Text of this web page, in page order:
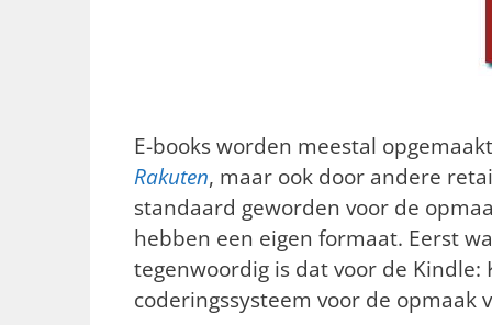
E-books worden meestal
Rakuten, maar ook door andere
standaard geworden voor de
hebben een eigen formaat. Eerst
tegenwoordig is dat voor de Kindle:
coderingssysteem voor de opmaak